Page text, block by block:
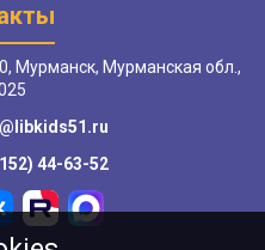
Мурманск, Мурманская обл.,
44-63-52